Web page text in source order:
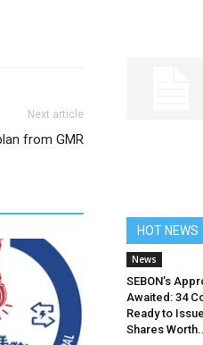
Next article
from GMR
HOT NEWS
News
SEBON’s
Awaited: 34
Ready to
Shares